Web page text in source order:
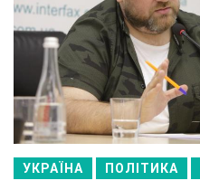
УКРАЇНА ПОЛІТИКА